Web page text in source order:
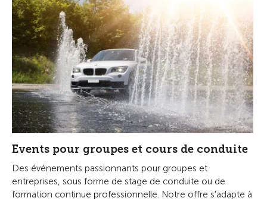
Events pour groupes et cours de conduite
Des événements passionnants pour groupes et
entreprises, sous forme de stage de conduite ou de
formation continue professionnelle. Notre offre s'adapte à